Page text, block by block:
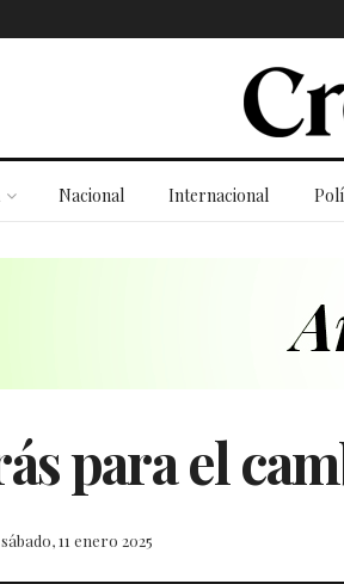
Nacional Internacional
para el
sábado, 11 enero 2025